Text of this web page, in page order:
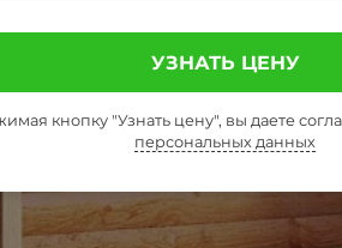
УЗНАТЬ ЦЕНУ
кнопку "Узнать цену", вы даете
персональных данных